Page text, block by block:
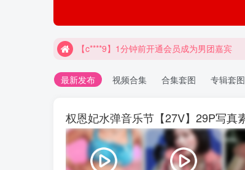
【c****9】1分钟前开通会员成为男团嘉宾
最新发布 视频合集 合集套图 专辑套图